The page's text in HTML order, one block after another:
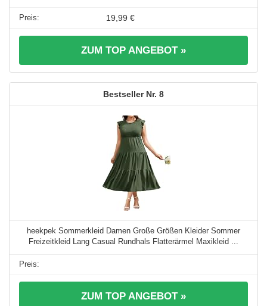
19,99 €
ZUM TOP ANGEBOT »
8
heekpek Sommerkleid Damen Große Größen Kleider Sommer
Freizeitkleid Lang Casual Rundhals Flatterärmel Maxikleid ...
ZUM TOP ANGEBOT »